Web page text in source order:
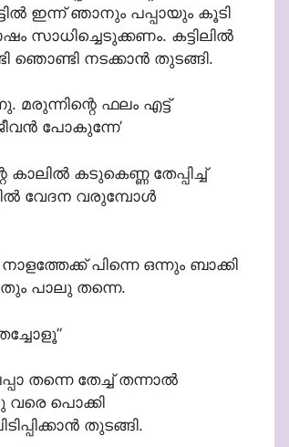
ഇന്ന് ഞാനും പപ്പായും കൂടി
സാധിച്ചെടുക്കണം. കട്ടിലില്‍
ഞൊണ്ടി നടക്കാന്‍ തുടങ്ങി.
മരുന്നിന്റെ ഫലം എട്ട്
പോകുന്നേ’
കടുകെണ്ണ തേപ്പിച്ച്
വേദന വരുമ്പോള്‍
പിന്നെ ഒന്നും ബാക്കി
പാലു തന്നെ.
തന്നെ തേച്ച് തന്നാല്‍
വരെ പൊക്കി
തുടങ്ങി.